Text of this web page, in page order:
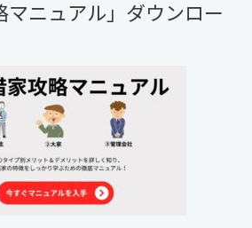
マニュアル」ダウンロー